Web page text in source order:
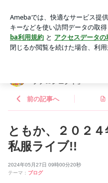
オフィシャルブログ「和歌山
by Ameba
アプリをダウンロードして ブ
ょう。
ラプロジェクト」
前の記事へ
ともか、２０２
私服ライブ!!
2024年05月27日 09時00分20秒
テーマ： ブログ